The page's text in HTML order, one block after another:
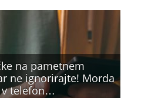
na pametnem
ne ignorirajte! Morda
v telefon…